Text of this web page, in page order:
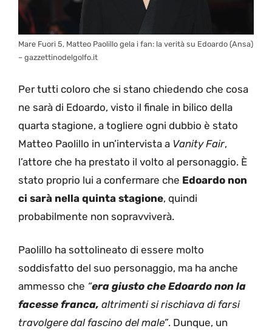
Mare Fuori 5, Matteo Paolillo gela i fan: la verità su Edoardo (Ansa)
– gazzettinodelgolfo.it
Per tutti coloro che si stano chiedendo che cosa
ne sarà di Edoardo, visto il finale in bilico della
quarta stagione, a togliere ogni dubbio è stato
Matteo Paolillo in un’intervista a Vanity Fair,
l’attore che ha prestato il volto al personaggio. È
stato proprio lui a confermare che Edoardo non
ci sarà nella quinta stagione, quindi
probabilmente non sopravviverà.
Paolillo ha sottolineato di essere molto
soddisfatto del suo personaggio, ma ha anche
ammesso che “era giusto che Edoardo non la
facesse franca, altrimenti si rischiava di farsi
travolgere dal fascino del male”. Dunque, un